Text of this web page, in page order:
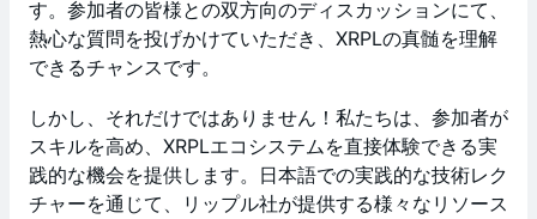
す。参加者の皆様との双方向のディスカッションにて、
熱心な質問を投げかけていただき、XRPLの真髄を理解
できるチャンスです。
しかし、それだけではありません！私たちは、参加者が
スキルを高め、XRPLエコシステムを直接体験できる実
践的な機会を提供します。日本語での実践的な技術レク
チャーを通じて、リップル社が提供する様々なリソース